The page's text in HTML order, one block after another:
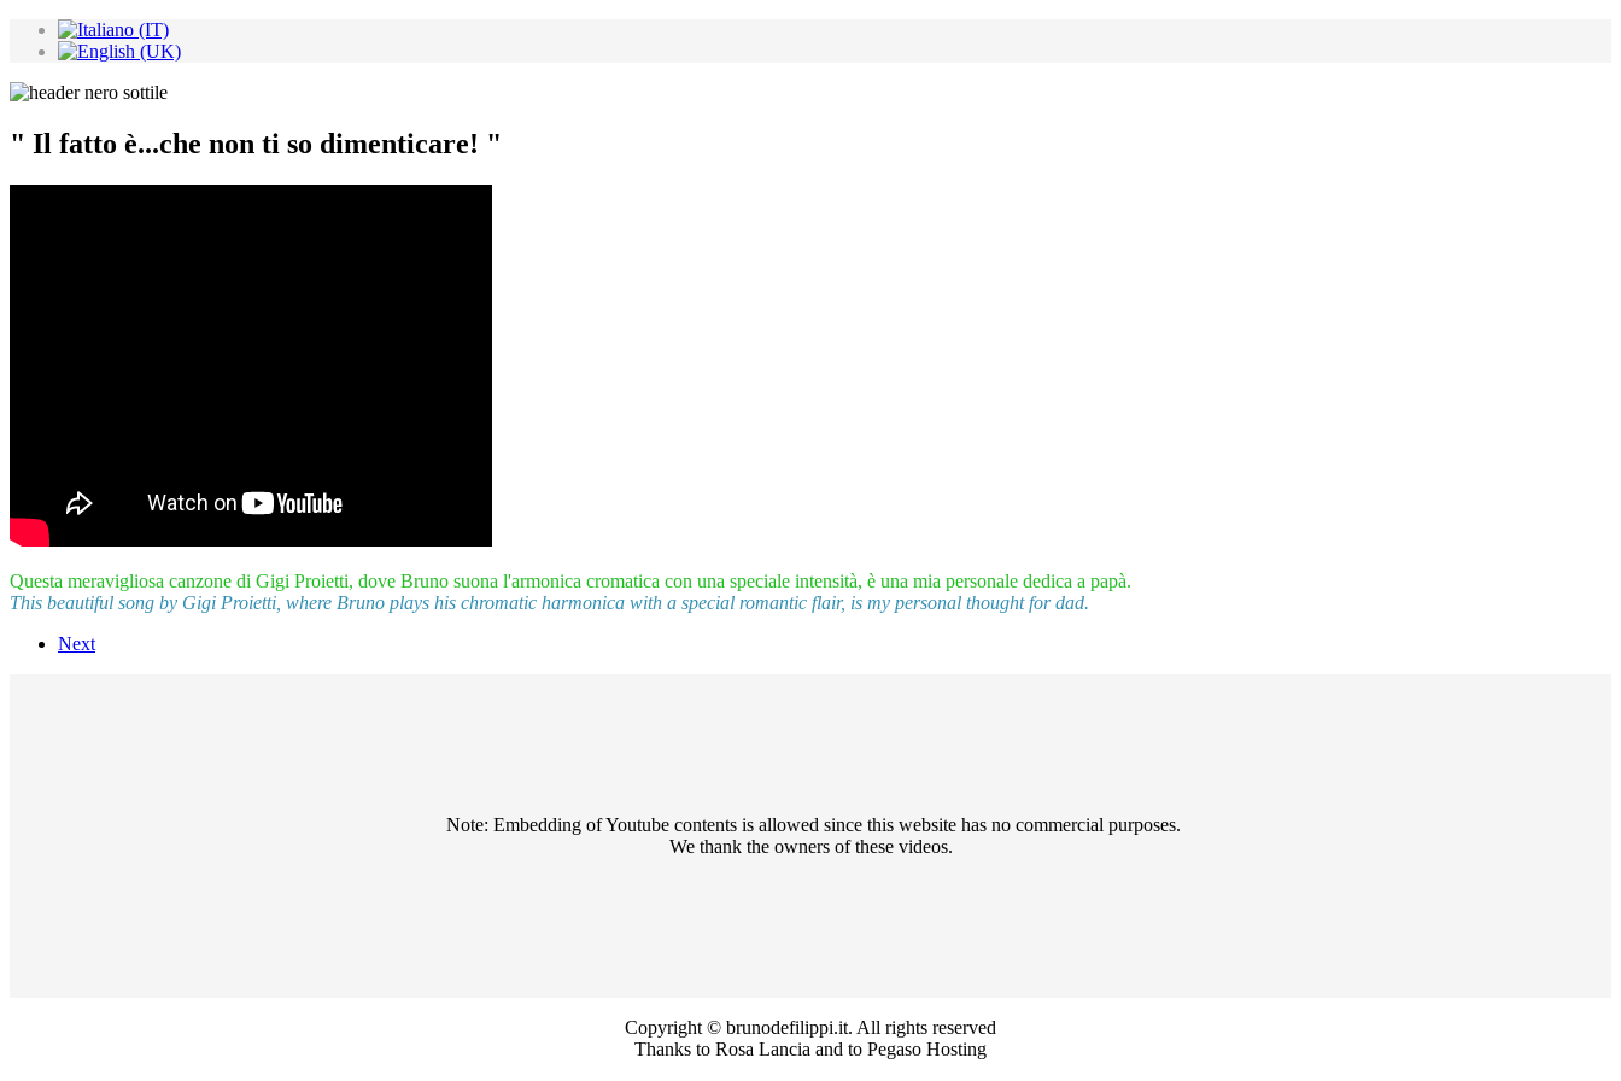
" Il fatto è...che non ti so dimenticare! "
Questa meravigliosa canzone di Gigi Proietti, dove Bruno suona l'armonica cromatica con una speciale intensità, è una mia personale dedica a papà.
This beautiful song by Gigi Proietti, where Bruno plays his chromatic harmonica with a special romantic flair, is my personal thought for dad.
Next
Note: Embedding of Youtube contents is allowed since this website has no commercial purposes.
We thank the owners of these videos.
Copyright © brunodefilippi.it. All rights reserved
Thanks to Rosa Lancia and to Pegaso Hosting